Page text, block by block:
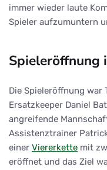
immer wieder laute
Spieler aufzumuntern
Spieleröffnung
Die Spieleröffnung war
Ersatzkeeper Daniel
angreifende
Assistenztrainer
einer Viererkette mit
eröffnet und das Ziel